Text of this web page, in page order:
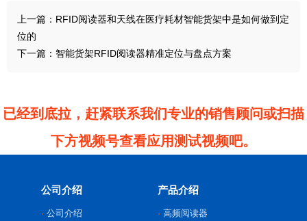
上一篇： RFID阅读器和天线在医疗耗材智能货架中是如何做到定
位的
下一篇： 智能货架RFID阅读器精准定位与盘点方案
已经到底拉，赶紧联系我们专业的销售顾问或扫描
下方视频号查看应用测试视频吧。
公司介绍
公司介绍
产品介绍
高频阅读器